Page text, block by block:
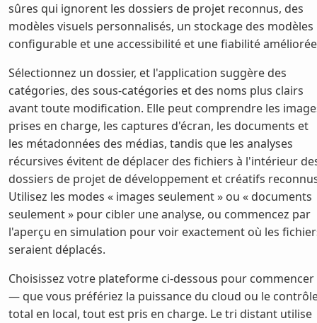
sûres qui ignorent les dossiers de projet reconnus, des
modèles visuels personnalisés, un stockage des modèles
configurable et une accessibilité et une fiabilité
Sélectionnez un dossier, et l'application suggère des
catégories, des sous-catégories et des noms plus clairs
avant toute modification. Elle peut comprendre les
prises en charge, les captures d'écran, les documents et
les métadonnées des médias, tandis que les analyses
récursives évitent de déplacer des fichiers à l'intérieur
dossiers de projet de développement et créatifs
Utilisez les modes « images seulement » ou « documents
seulement » pour cibler une analyse, ou commencez par
l'aperçu en simulation pour voir exactement où les
seraient déplacés.
Choisissez votre plateforme ci-dessous pour commencer
— que vous préfériez la puissance du cloud ou le
total en local, tout est pris en charge. Le tri distant utilise